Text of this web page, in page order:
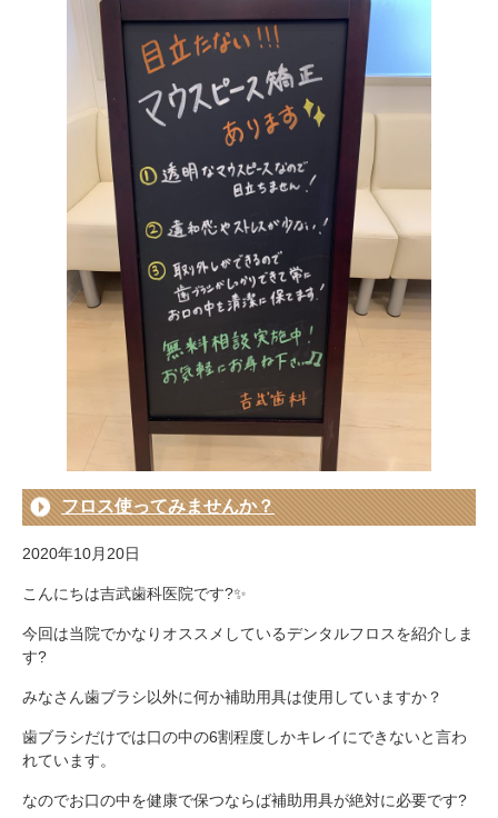
フロス使ってみませんか？
2020年10月20日
こんにちは吉武歯科医院です?✨
今回は当院でかなりオススメしているデンタルフロスを紹介しま
す?
みなさん歯ブラシ以外に何か補助用具は使用していますか？
歯ブラシだけでは口の中の6割程度しかキレイにできないと言わ
れています。
なのでお口の中を健康で保つならば補助用具が絶対に必要です?